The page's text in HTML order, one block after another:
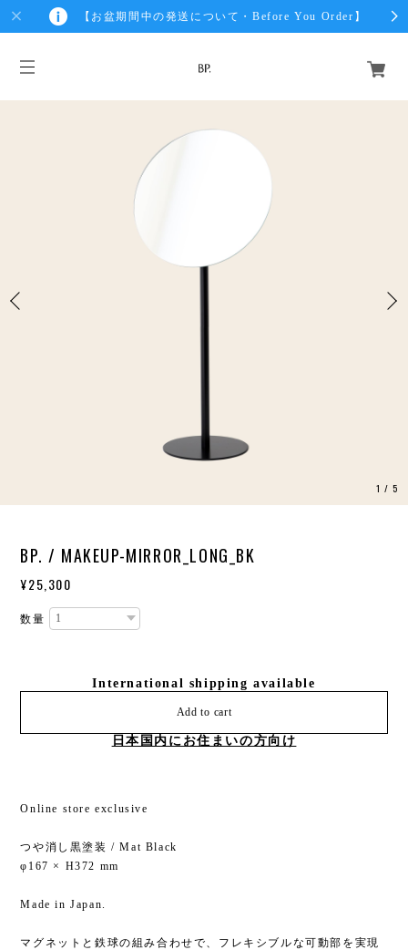
【お盆期間中の発送について・Before You Order】
1 /5
BP. / MAKEUP-MIRROR_LONG_BK
¥25,300
数量
International shipping available
Add to cart
日本国内にお住まいの方向け
Online store exclusive
つや消し黒塗装 / Mat Black
φ167 × H372 mm
Made in Japan.
マグネットと鉄球の組み合わせで、フレキシブルな可動部を実現